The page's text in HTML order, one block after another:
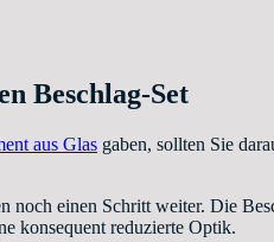
Beschlag-Set
aus Glas gaben, sollten Sie
einen Schritt weiter. Die
konsequent reduzierte Optik.